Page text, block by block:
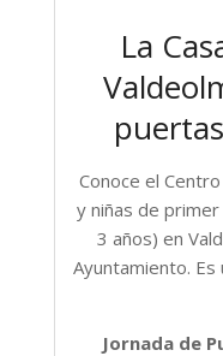
La
Conoce el
y niñas de
3 años) en
Ayuntamiento.
Jornada de